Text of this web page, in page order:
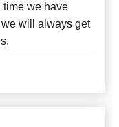
time we have
will always get